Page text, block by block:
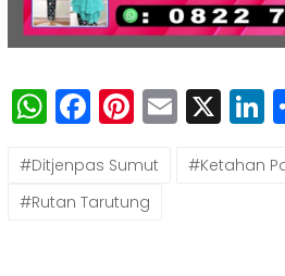
WhatsApp
Facebook
Pinterest
Email
X
#Ditjenpas Sumut #Ketahan
#Rutan Tarutung